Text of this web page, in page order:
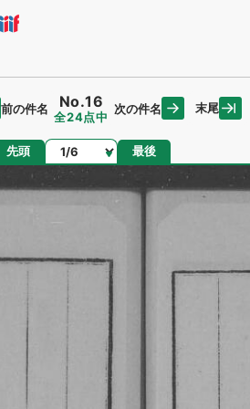
前の件名 No.16
全24点中
次の件名 末尾
先頭 ページ 最後